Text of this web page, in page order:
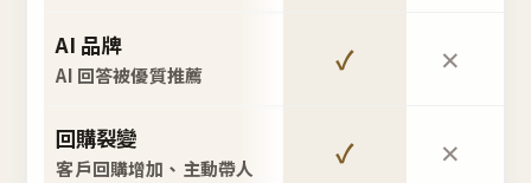
AI 品牌
AI 回答被優質推薦 ✓ ✕
回購裂變
客戶回購增加、主動帶人 ✓ ✕